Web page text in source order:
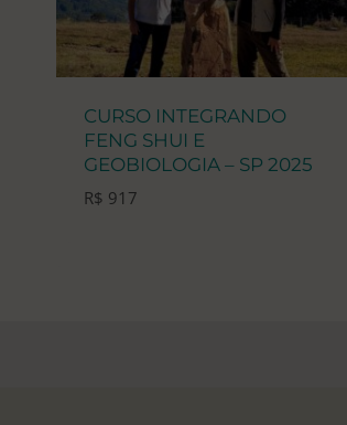
CURSO INTEGRANDO
FENG SHUI E
GEOBIOLOGIA – SP 2025
R$ 917